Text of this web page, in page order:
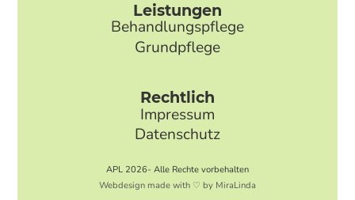
Leistungen
Behandlungspflege
Grundpflege
Rechtlich
Impressum
Datenschutz
APL 2026- Alle Rechte vorbehalten
Webdesign made with ♡ by MiraLinda